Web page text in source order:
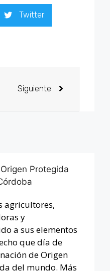
Twitter
Siguiente
agricultores,
y
a sus elementos
que día de
de Origen
del mundo. Más